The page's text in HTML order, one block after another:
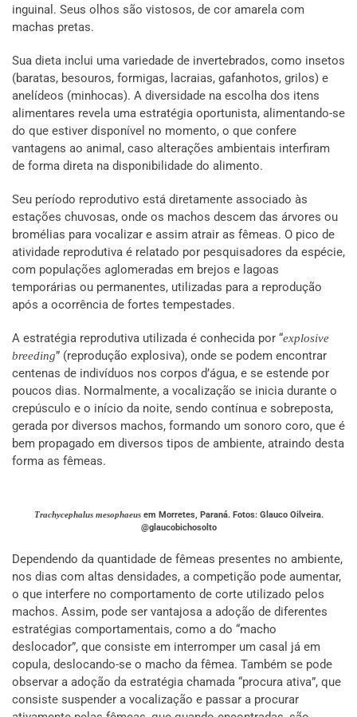
inguinal. Seus olhos são vistosos, de cor amarela com
machas pretas.
Sua dieta inclui uma variedade de invertebrados, como insetos
(baratas, besouros, formigas, lacraias, gafanhotos, grilos) e
anelídeos (minhocas). A diversidade na escolha dos itens
alimentares revela uma estratégia oportunista, alimentando-se
do que estiver disponível no momento, o que confere
vantagens ao animal, caso alterações ambientais interfiram
de forma direta na disponibilidade do alimento.
Seu período reprodutivo está diretamente associado às
estações chuvosas, onde os machos descem das árvores ou
bromélias para vocalizar e assim atrair as fêmeas. O pico de
atividade reprodutiva é relatado por pesquisadores da espécie,
com populações aglomeradas em brejos e lagoas
temporárias ou permanentes, utilizadas para a reprodução
após a ocorrência de fortes tempestades.
A estratégia reprodutiva utilizada é conhecida por “explosive
breeding” (reprodução explosiva), onde se podem encontrar
centenas de indivíduos nos corpos d’água, e se estende por
poucos dias. Normalmente, a vocalização se inicia durante o
crepúsculo e o início da noite, sendo contínua e sobreposta,
gerada por diversos machos, formando um sonoro coro, que é
bem propagado em diversos tipos de ambiente, atraindo desta
forma as fêmeas.
Trachycephalus mesophaeusem Morretes, Paraná. Fotos: Glauco Oilveira.
@glaucobichosolto
Dependendo da quantidade de fêmeas presentes no ambiente,
nos dias com altas densidades, a competição pode aumentar,
o que interfere no comportamento de corte utilizado pelos
machos. Assim, pode ser vantajosa a adoção de diferentes
estratégias comportamentais, como a do “macho
deslocador”, que consiste em interromper um casal já em
copula, deslocando-se o macho da fêmea. Também se pode
observar a adoção da estratégia chamada “procura ativa”, que
consiste suspender a vocalização e passar a procurar